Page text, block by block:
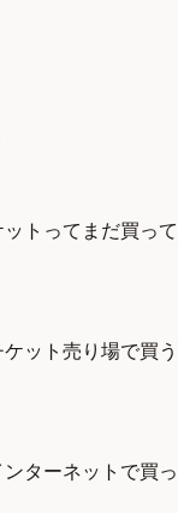
トってまだ買って
ット売り場で買う
ターネットで買っ